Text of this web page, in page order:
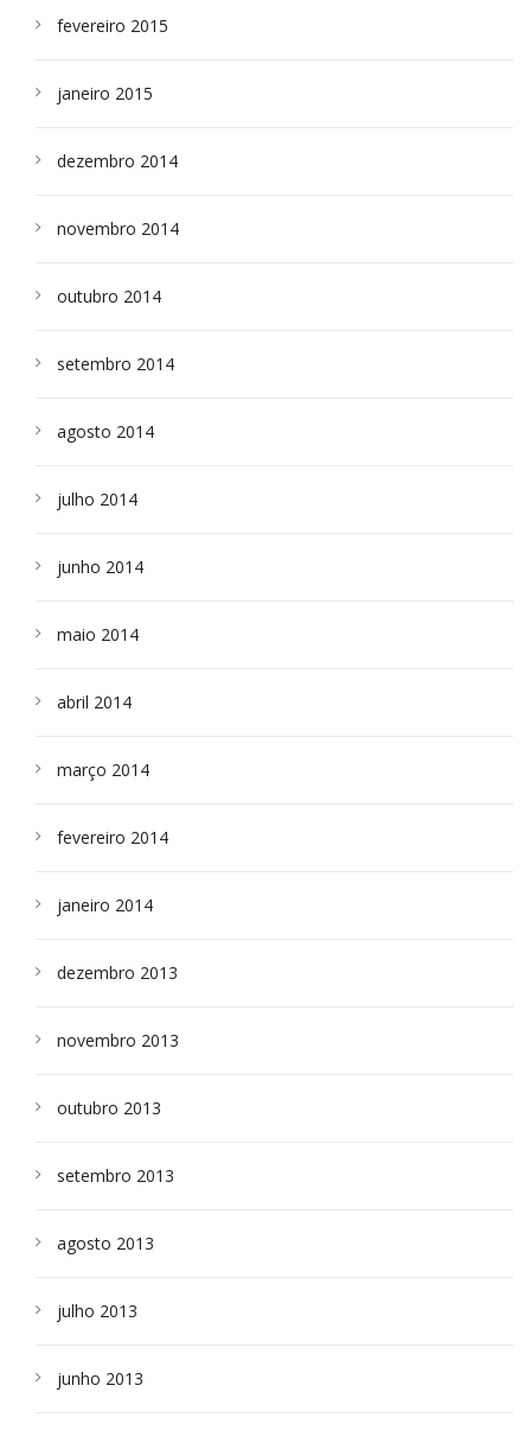
fevereiro 2015
janeiro 2015
dezembro 2014
novembro 2014
outubro 2014
setembro 2014
agosto 2014
julho 2014
junho 2014
maio 2014
abril 2014
março 2014
fevereiro 2014
janeiro 2014
dezembro 2013
novembro 2013
outubro 2013
setembro 2013
agosto 2013
julho 2013
junho 2013